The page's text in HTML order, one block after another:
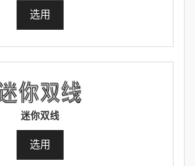
选用
迷你双线
选用